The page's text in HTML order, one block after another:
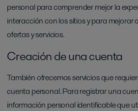
personal para comprender mejor la
interacción con los sitios y para mejorar
ofertas y servicios.
Creación de una cuenta
También ofrecemos servicios que
cuenta personal. Para registrar una
información personal identificable que